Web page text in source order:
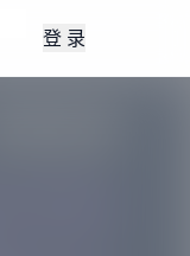
登 录